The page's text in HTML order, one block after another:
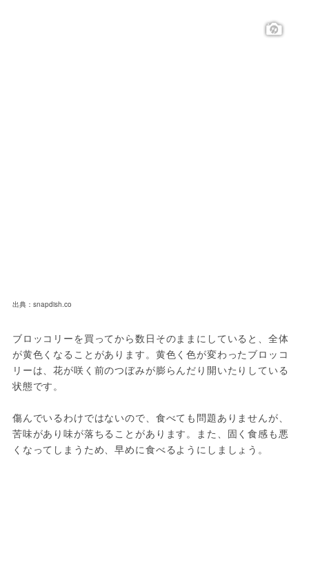
出典：snapdish.co
ブロッコリーを買ってから数日そのままにしていると、全体
が黄色くなることがあります。黄色く色が変わったブロッコ
リーは、花が咲く前のつぼみが膨らんだり開いたりしている
状態です。
傷んでいるわけではないので、食べても問題ありませんが、
苦味があり味が落ちることがあります。また、固く食感も悪
くなってしまうため、早めに食べるようにしましょう。